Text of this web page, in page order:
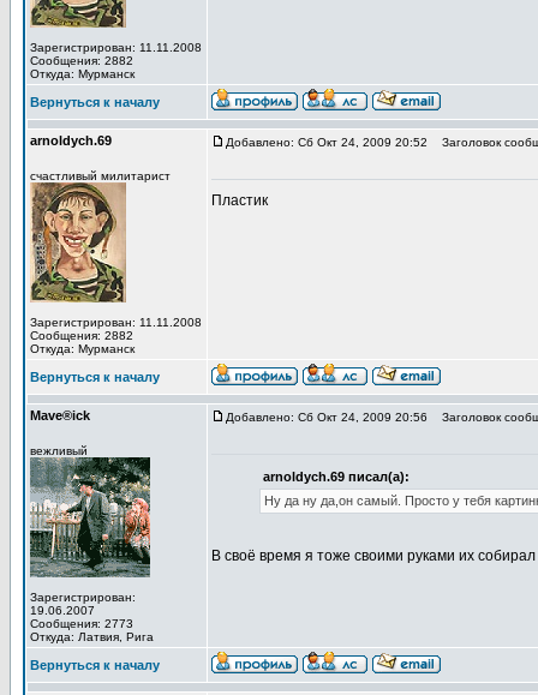
Зарегистрирован: 11.11.2008
Сообщения: 2882
Откуда: Мурманск
Вернуться к началу
arnoldych.69
счастливый милитарист
Зарегистрирован: 11.11.2008
Сообщения: 2882
Откуда: Мурманск
Добавлено: Сб Окт 24, 2009 20:52 Заголовок
Пластик
Вернуться к началу
Mave®ick
вежливый
Зарегистрирован:
19.06.2007
Сообщения: 2773
Откуда: Латвия, Рига
Добавлено: Сб Окт 24, 2009 20:56 Заголовок
arnoldych.69 писал(а):
Ну да ну да,он самый. Просто у тебя
В своё время я тоже своими руками их собирал
Вернуться к началу